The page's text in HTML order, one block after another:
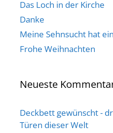
Das Loch in der Kirche
Danke
Meine Sehnsucht hat
Frohe Weihnachten
Neueste
Deckbett gewünscht -
Türen dieser Welt